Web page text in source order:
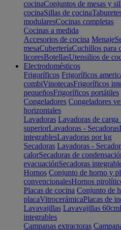
cocinaConjuntos de mesas y
cocinaSillas de cocina
modularesCocinas completas
Cocinas a medida
Accesorios de cocina Menaje
mesaCuberteríaCuchillos para
licoresBotellasUtensilios de
Electrodomésticos
Frigoríficos Frigoríficos
combiVinotecasFrigoríficos
pequeñosFrigoríficos portátiles
Congeladores Congeladores
horizontales
Lavadoras Lavadoras de carga
superiorLavadoras - Secadoras
integrablesLavadoras por kg
Secadoras Lavadoras -
calorSecadoras de
evacuaciónSecadoras
Hornos Conjunto de horno y
convencionalesHornos
Placas de cocina Conjunto de
placaVitrocerámicaPlacas de
Lavavajillas Lavavajillas 60cm
integrables
Campanas extractoras